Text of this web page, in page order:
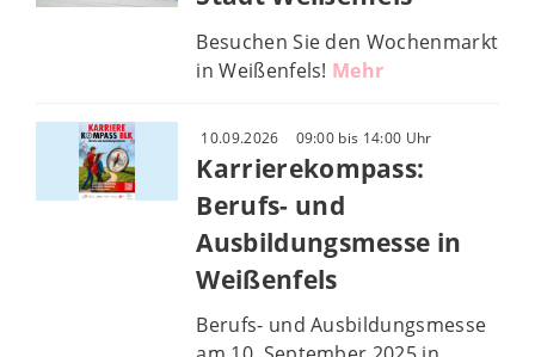
Besuchen Sie den Wochenmarkt
in Weißenfels! Mehr
10.09.2026 09:00 bis 14:00 Uhr
Karrierekompass:
Berufs- und
Ausbildungsmesse in
Weißenfels
Berufs- und Ausbildungsmesse